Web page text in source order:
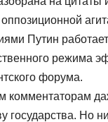
Путин
режима
форума.
комментаторам
государства. Но